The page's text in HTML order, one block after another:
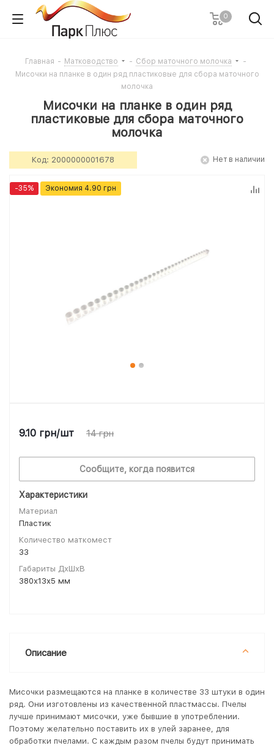
0
Главная - Матководство - Сбор маточного молочка
-
Мисочки на планке в один ряд пластиковые для сбора маточного
молочка
Мисочки на планке в один ряд
пластиковые для сбора маточного
молочка
Код: 2000000001678 Нет в наличии
-35% Экономия 4.90 грн
Характеристики
Материал
Пластик
Количество маткомест
33
Габариты ДхШхВ
380х13х5 мм
9.10 грн/шт 14грн
Сообщите, когда появится
Описание
Мисочки размещаются на планке в количестве 33 штуки в один
ряд. Они изготовлены из качественной пластмассы. Пчелы
лучше принимают мисочки, уже бывшие в употреблении.
Поэтому желательно поставить их в улей заранее, для
обработки пчелами. С каждым разом пчелы будут принимать